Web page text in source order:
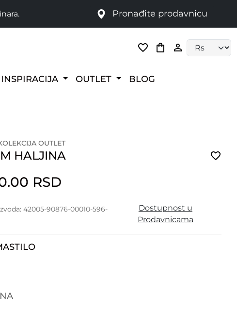
Pronađite prodavnicu
INSPIRACIJA OUTLET BLOG
OUTLET
HALJINA
RSD
42005-90876-00010-596-
Dostupnost u
Prodavnicama